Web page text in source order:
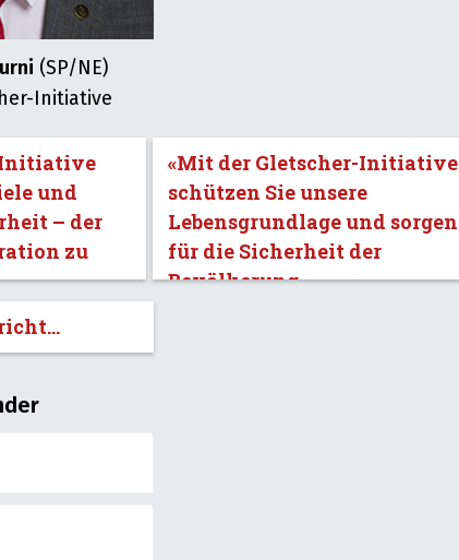
(SP/NE)
Initiative
Initiative
und
– der
zu
«Mit der Gletscher-Initiative
schützen Sie unsere
Lebensgrundlage und sorgen
für die Sicherheit der
Bevölkerung.»